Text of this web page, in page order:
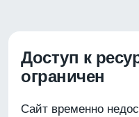
Доступ к
ограничен
Сайт временно